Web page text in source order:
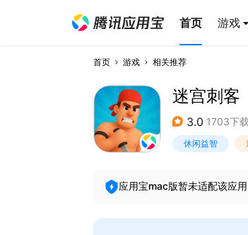
首页 游戏
首页 游戏 相关推荐
迷宫刺客
3.0 1703下载
休闲益智
应用宝mac版暂未适配该应